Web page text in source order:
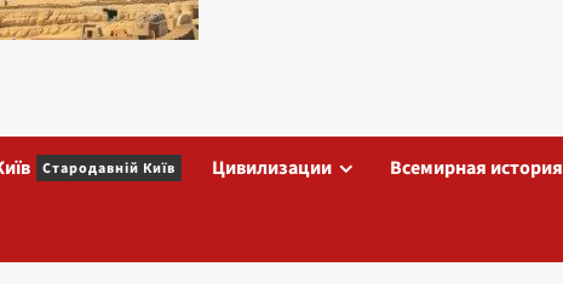
Стародавній Київ Цивилизации Всемирная история